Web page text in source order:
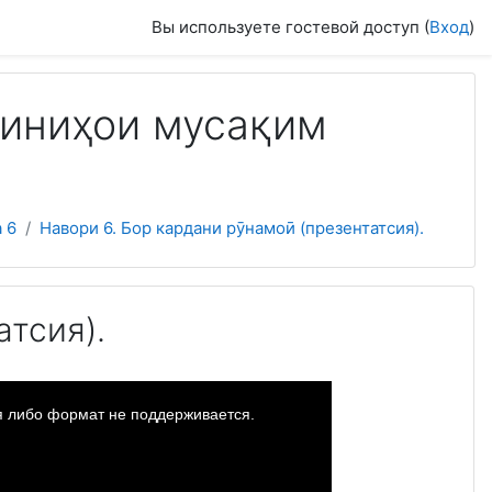
Вы используете гостевой доступ (Вход)
мусақим
6 Навори 6. Бор кардани рӯнамоӣ (презентатсия).
либо формат не поддерживается.